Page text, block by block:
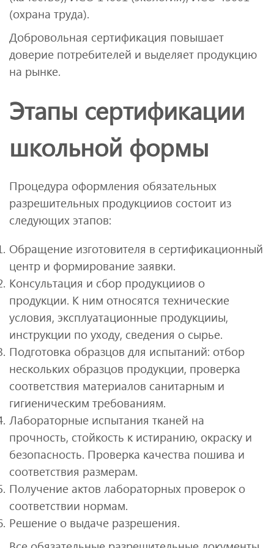
(охрана труда).
Добровольная сертификация повышает
доверие потребителей и выделяет продукцию
на рынке.
Этапы сертификации
школьной формы
Процедура оформления обязательных
разрешительных продукцииов состоит из
следующих этапов:
Обращение изготовителя в сертификационный
центр и формирование заявки.
Консультация и сбор продукцииов о
продукции. К ним относятся технические
условия, эксплуатационные продукцииы,
инструкции по уходу, сведения о сырье.
Подготовка образцов для испытаний: отбор
нескольких образцов продукции, проверка
соответствия материалов санитарным и
гигиеническим требованиям.
Лабораторные испытания тканей на
прочность, стойкость к истиранию, окраску и
безопасность. Проверка качества пошива и
соответствия размерам.
Получение актов лабораторных проверок о
соответствии нормам.
Решение о выдаче разрешения.